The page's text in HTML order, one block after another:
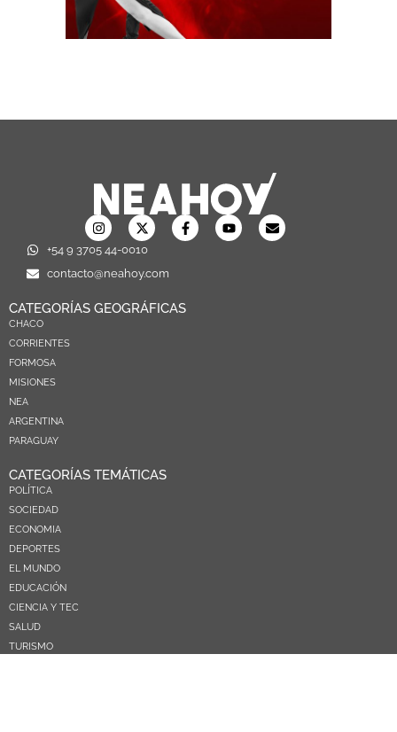
+54 9 3705 44-0010
contacto@neahoy.com
CATEGORÍAS GEOGRÁFICAS
CHACO
CORRIENTES
FORMOSA
MISIONES
NEA
ARGENTINA
PARAGUAY
CATEGORÍAS TEMÁTICAS
POLÍTICA
SOCIEDAD
ECONOMIA
DEPORTES
EL MUNDO
EDUCACIÓN
CIENCIA Y TEC
SALUD
TURISMO